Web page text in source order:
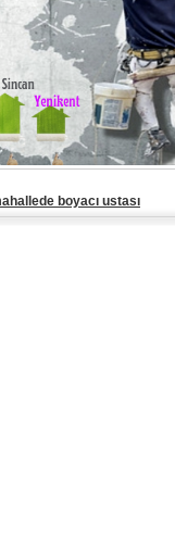
boyacı ustası